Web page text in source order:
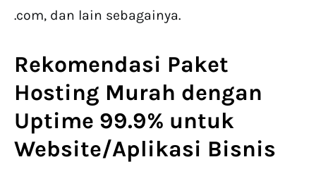
.com, dan lain sebagainya.
Rekomendasi Paket
Hosting Murah dengan
Uptime 99.9% untuk
Website/Aplikasi Bisnis